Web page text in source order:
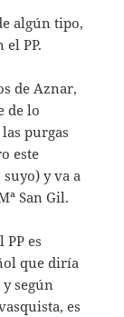
algún tipo,
PP.
de Aznar,
de lo
purgas
este
y va a
San Gil.
es
que diría
según
es